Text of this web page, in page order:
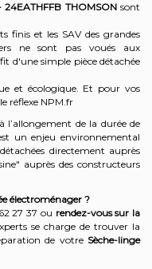
24EATHFFB THOMSONsont
finis et les SAV des grandes
ne sont pas voués aux
d'une simple pièce détachée
et écologique. Et pour vos
réflexe NPM.fr
l’allongement de la durée de
un enjeu environnemental
directement auprès
auprès des constructeurs
électroménager ?
27 37 ou rendez-vous sur la
se charge de trouver la
de votre Sèche-linge